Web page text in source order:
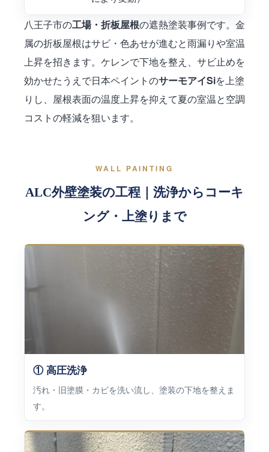
八王子市の工場・折板屋根の遮熱塗装事例です。金
属の折板屋根はサビ・色あせが進むと雨漏りや室温
上昇を招きます。ケレンで下地を整え、サビ止めを
効かせたうえで日本ペイントのサーモアイSiを上塗
りし、屋根表面の温度上昇を抑えて夏の室温と空調
コストの軽減を狙います。
WALL PAINTING
ALC外壁塗装の工程｜洗浄からコーキ
ング・上塗りまで
① 高圧洗浄
汚れ・旧塗膜・カビを洗い流し、塗装の下地を整えま
す。